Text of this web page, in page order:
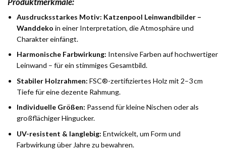
Ausdrucksstarkes Motiv: Katzenpool Leinwandbilder –
Wanddeko in einer Interpretation, die Atmosphäre und
Charakter einfängt.
Harmonische Farbwirkung: Intensive Farben auf hochwertiger
Leinwand – für ein stimmiges Gesamtbild.
Stabiler Holzrahmen: FSC®-zertifiziertes Holz mit 2–3 cm
Tiefe für eine dezente Rahmung.
Individuelle Größen: Passend für kleine Nischen oder als
großflächiger Hingucker.
UV-resistent & langlebig: Entwickelt, um Form und
Farbwirkung über Jahre zu bewahren.